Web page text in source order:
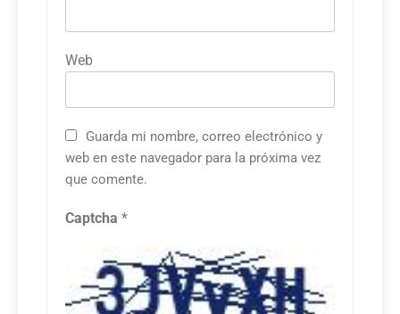
Web
Guarda mi nombre, correo electrónico y
web en este navegador para la próxima vez
que comente.
Captcha *